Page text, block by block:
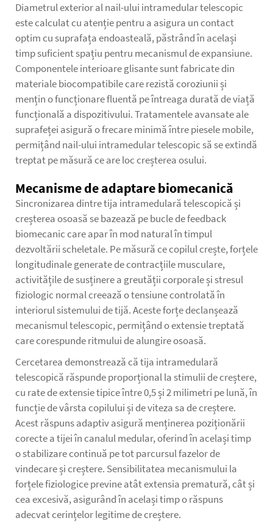
Diametrul exterior al nail-ului intramedular telescopic
este calculat cu atenție pentru a asigura un contact
optim cu suprafața endoasteală, păstrând în același
timp suficient spațiu pentru mecanismul de expansiune.
Componentele interioare glisante sunt fabricate din
materiale biocompatibile care rezistă coroziunii și
mențin o funcționare fluentă pe întreaga durată de viață
funcțională a dispozitivului. Tratamentele avansate ale
suprafeței asigură o frecare minimă între piesele mobile,
permițând nail-ului intramedular telescopic să se extindă
treptat pe măsură ce are loc creșterea osului.
Mecanisme de adaptare biomecanică
Sincronizarea dintre tija intramedulară telescopică și
creșterea osoasă se bazează pe bucle de feedback
biomecanic care apar în mod natural în timpul
dezvoltării scheletale. Pe măsură ce copilul crește, forțele
longitudinale generate de contracțiile musculare,
activitățile de susținere a greutății corporale și stresul
fiziologic normal creează o tensiune controlată în
interiorul sistemului de tijă. Aceste forțe declanșează
mecanismul telescopic, permițând o extensie treptată
care corespunde ritmului de alungire osoasă.
Cercetarea demonstrează că tija intramedulară
telescopică răspunde proporțional la stimulii de creștere,
cu rate de extensie tipice între 0,5 și 2 milimetri pe lună, în
funcție de vârsta copilului și de viteza sa de creștere.
Acest răspuns adaptiv asigură menținerea poziționării
corecte a tijei în canalul medular, oferind în același timp
o stabilizare continuă pe tot parcursul fazelor de
vindecare și creștere. Sensibilitatea mecanismului la
forțele fiziologice previne atât extensia prematură, cât și
cea excesivă, asigurând în același timp o răspuns
adecvat cerințelor legitime de creștere.